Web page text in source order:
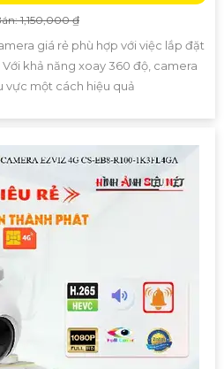
1,150,000 ₫
giá rẻ phù hợp với việc lắp đặt
khả năng xoay 360 độ, camera
vực một cách hiệu quả